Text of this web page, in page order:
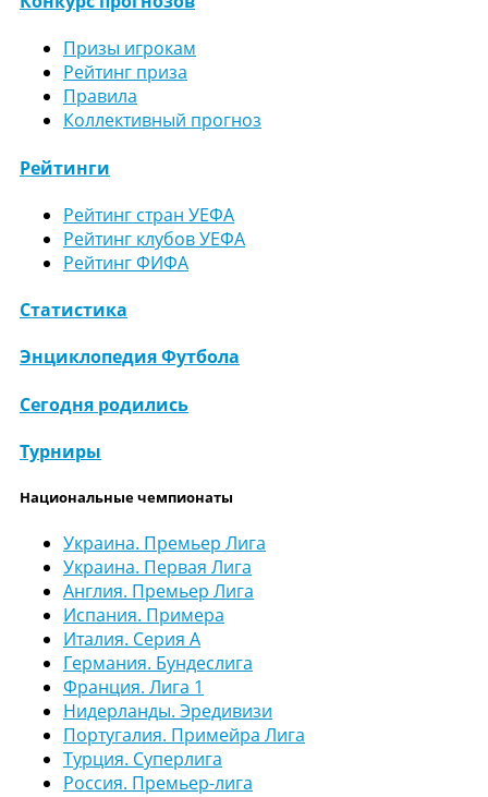
Призы игрокам
Рейтинг приза
Правила
Коллективный прогноз
Рейтинги
Рейтинг стран УЕФА
Рейтинг клубов УЕФА
Рейтинг ФИФА
Статистика
Энциклопедия Футбола
Сегодня родились
Турниры
Национальные чемпионаты
Украина. Премьер Лига
Украина. Первая Лига
Англия. Премьер Лига
Испания. Примера
Италия. Серия А
Германия. Бундеслига
Франция. Лига 1
Нидерланды. Эредивизи
Португалия. Примейра Лига
Турция. Суперлига
Россия. Премьер-лига